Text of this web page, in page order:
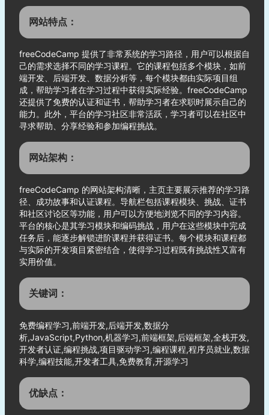
网站特点：
freeCodeCamp 提供了非常系统的学习路径，用户可以根据自
己的需求选择不同的学习课程。它的课程包括多个模块，如前
端开发、后端开发、数据分析等，每个模块都由实际项目组
成，帮助学习者在学习过程中获得实际经验。freeCodeCamp
还提供了免费的认证和证书，帮助学习者在求职时展示自己的
能力。此外，平台的学习社区非常活跃，学习者可以在社区中
寻求帮助、分享经验和参加编程挑战。
网站架构：
freeCodeCamp 的网站架构清晰，主页主要展示推荐的学习路
径、成功故事和认证课程。导航栏包括课程模块、挑战、证书
和社区讨论区等功能，用户可以方便地浏览不同的学习内容。
平台的核心是其学习模块和编码挑战，用户在这些模块中完成
任务后，能逐步解锁进阶课程并获得证书。每个模块和课程都
与实际的开发项目紧密结合，使得学习过程既有挑战性又富有
实用价值。
关键词：
免费编程学习,前端开发,后端开发,数据分
析,JavaScript,Python,机器学习,前端框架,后端框架,全栈开发,
开发者认证,编程挑战,项目驱动学习,编程课程,程序员就业,数据
科学,编程技能,开发者工具,免费教育,开源学习
优缺点：